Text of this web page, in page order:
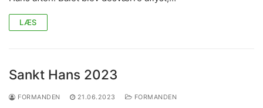
LÆS
Sankt Hans 2023
FORMANDEN 21.06.2023 FORMANDEN